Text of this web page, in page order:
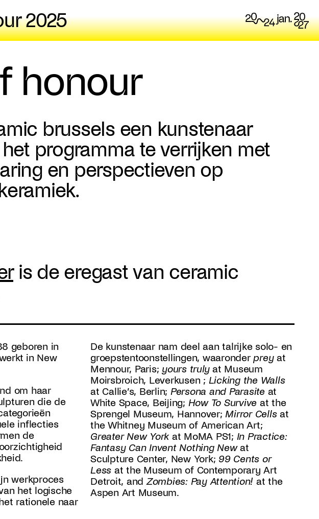
2025
honour
brussels een kunstenaar
programma te verrijken met
en perspectieven op
is de eregast van ceramic
geboren in
in New
om haar
die de
inflecties
de
werkproces
het logische
rationele naar
De kunstenaar nam deel aan talrijke solo- en
groepstentoonstellingen, waaronderprey at
Mennour, Paris; yours truly at Museum
Moirsbroich, Leverkusen ; Licking the Walls
at Callie’s, Berlin; Persona and Parasite at
White Space, Beijing; How To Survive at the
Sprengel Museum, Hannover; Mirror Cells at
the Whitney Museum of American Art;
Greater New York at MoMA PS1; In Practice:
Fantasy Can Invent Nothing Newat
Sculpture Center, New York; 99 Cents or
Less at the Museum of Contemporary Art
Detroit, and Zombies: Pay Attention! at the
Aspen Art Museum.